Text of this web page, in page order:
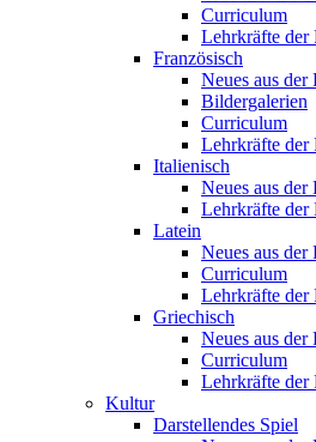
Curriculum
Lehrkräfte der
Französisch
Neues aus der
Bildergalerien
Curriculum
Lehrkräfte der
Italienisch
Neues aus der
Lehrkräfte der
Latein
Neues aus der
Curriculum
Lehrkräfte der
Griechisch
Neues aus der
Curriculum
Lehrkräfte der
Kultur
Darstellendes Spiel